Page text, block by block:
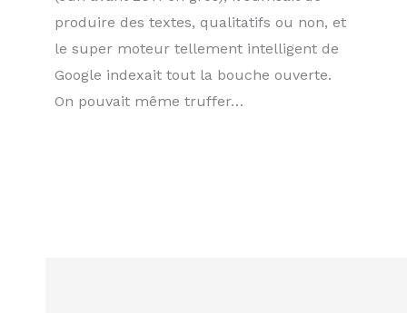
produire des textes, qualitatifs ou non, et
le super moteur tellement intelligent de
Google indexait tout la bouche ouverte.
On pouvait même truffer…